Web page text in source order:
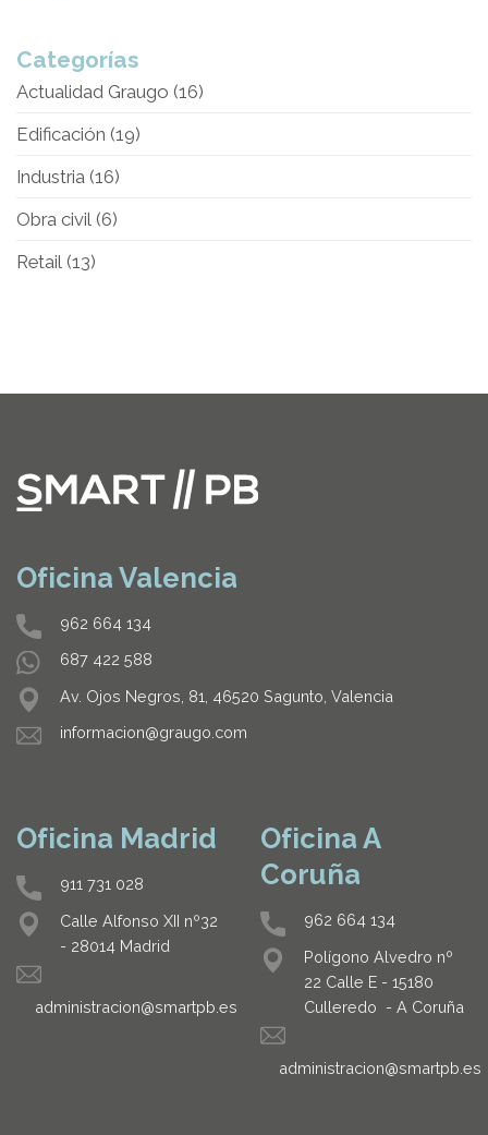
Categorías
Actualidad Graugo (16)
Edificación (19)
Industria (16)
Obra civil (6)
Retail (13)
Oficina Madrid
911 731 028
Calle Alfonso XII nº32
- 28014 Madrid
administracion@smartpb.es
Oficina Valencia
962 664 134
687 422 588
Av. Ojos Negros, 81, 46520 Sagunto, Valencia
informacion@graugo.com
Oficina A
Coruña
962 664 134
Polígono Alvedro nº
22 Calle E - 15180
Culleredo - A Coruña
administracion@smartpb.es